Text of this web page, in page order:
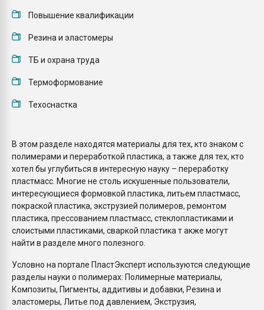
Повышение квалификации
Резина и эластомеры
ТБ и охрана труда
Термоформование
Техоснастка
В этом разделе находятся материалы для тех, кто знаком с
полимерами и переработкой пластика, а также для тех, кто
хотел бы углубиться в интересную науку – переработку
пластмасс. Многие не столь искушенные пользователи,
интересующиеся формовкой пластика, литьем пластмасс,
покраской пластика, экструзией полимеров, ремонтом
пластика, прессованием пластмасс, стеклопластиками и
слоистыми пластиками, сваркой пластика т акже могут
найти в разделе много полезного.
Условно на портале ПластЭксперт используются следующие
разделы науки о полимерах: Полимерные материалы,
Композиты, Пигменты, аддитивы и добавки, Резина и
эластомеры, Литье под давлением, Экструзия,